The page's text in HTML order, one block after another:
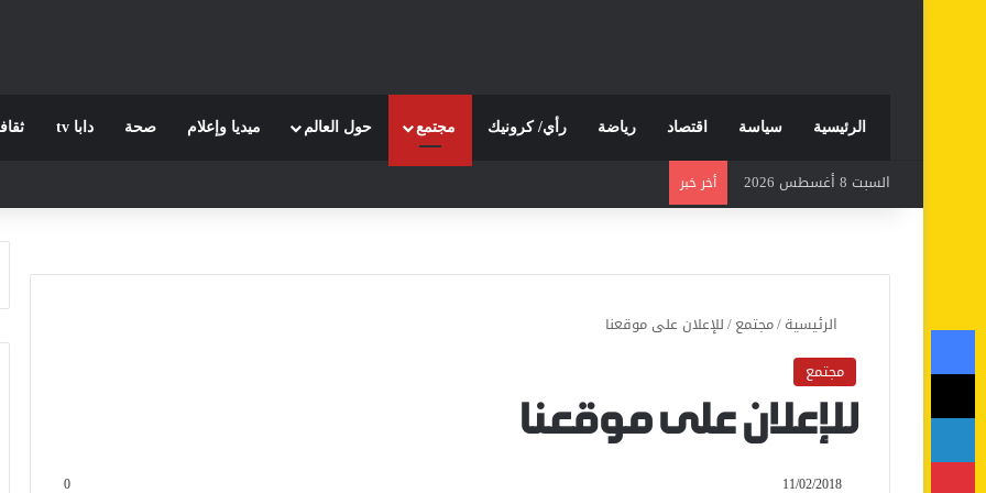
الرئيسية سياسة اقتصاد رياضة رأي/ كرونيك مجتمع حول العالم ميديا وإعلام صحة دابا tv
السبت 8 أغسطس 2026 أخر خبر
الرئيسية/مجتمع/للإعلان على موقعنا
مجتمع
للإعلان على موقعنا
11/02/2018
0